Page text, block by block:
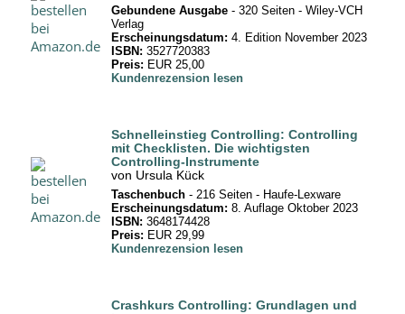
Gebundene Ausgabe- 320 Seiten -‎ Wiley-VCH
Verlag
Erscheinungsdatum: 4. Edition November 2023
ISBN: 3527720383
Preis: EUR 25,00
Kundenrezension lesen
Schnelleinstieg Controlling: Controlling
mit Checklisten. Die wichtigsten
Controlling-Instrumente
von Ursula Kück
Taschenbuch- 216 Seiten -‎ Haufe-Lexware
Erscheinungsdatum: 8. Auflage Oktober 2023
ISBN: 3648174428
Preis: EUR 29,99
Kundenrezension lesen
Crashkurs Controlling: Grundlagen und